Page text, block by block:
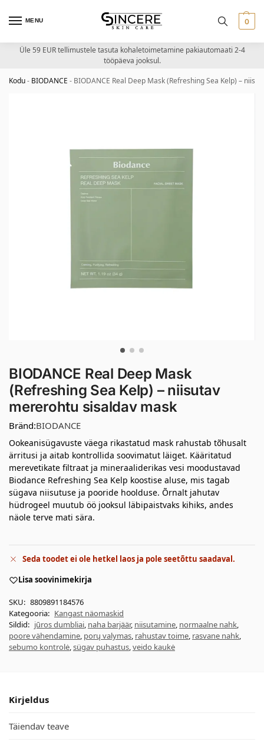
MENU 0
Üle 59 EUR tellimustele tasuta kohaletoimetamine pakiautomaati 2-4
tööpäeva jooksul.
Kodu- BIODANCE - BIODANCE Real Deep Mask (Refreshing Sea Kelp) –
BIODANCE Real Deep Mask
(Refreshing Sea Kelp) – niisutav
mererohtu sisaldav mask
Bränd:BIODANCE
Ookeanisügavuste väega rikastatud mask rahustab tõhusalt
ärritusi ja aitab kontrollida soovimatut läiget. Kääritatud
merevetikate filtraat ja mineraaliderikas vesi moodustavad
Biodance Refreshing Sea Kelp koostise aluse, mis tagab
sügava niisutuse ja pooride hoolduse. Õrnalt jahutav
hüdrogeel muutub öö jooksul läbipaistvaks kihiks, andes
näole terve mati sära.
Seda toodet ei ole hetkel laos ja pole seetõttu saadaval.
Lisa soovinimekirja
SKU: 8809891184576
Kategooria: Kangast näomaskid
Sildid: jūros dumbliai, naha barjäär, niisutamine, normaalne nahk,
poore vähendamine, porų valymas, rahustav toime, rasvane nahk,
sebumo kontrolė,sügav puhastus,veido kaukė
Kirjeldus
Täiendav teave